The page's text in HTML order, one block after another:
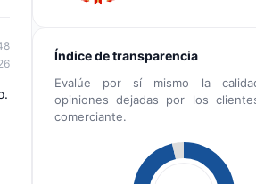
Índice de transparencia
Evalúe por sí mismo la
opiniones dejadas por los
comerciante.